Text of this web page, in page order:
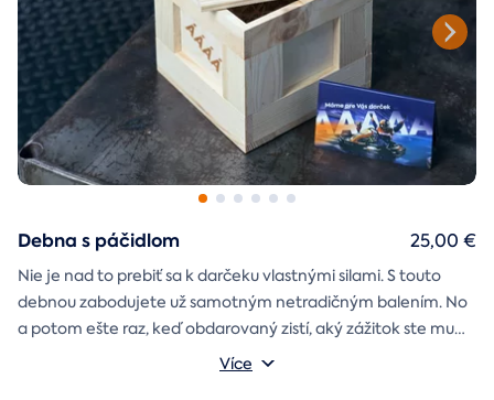
Debna s páčidlom
Nie je nad to prebiť sa k darčeku vlastnými silami. S touto
debnou zabodujete už samotným netradičným balením. No
a potom ešte raz, keď obdarovaný zistí, aký zážitok ste mu
darčekovú skladačku
Vonkajšie rozmery: 20 × 20 × 20 cm
Více
25,00 €